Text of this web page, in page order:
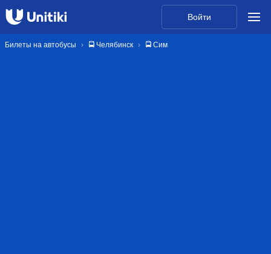
Войти
Билеты на автобусы 🚍 Челябинск 🚍 Сим